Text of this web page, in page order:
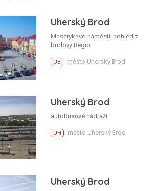
Uherský Brod
Masarykovo náměstí, pohled z
budovy Regio
UB město Uherský Brod
Uherský Brod
autobusové nádraží
UH město Uherský Brod
Uherský Brod